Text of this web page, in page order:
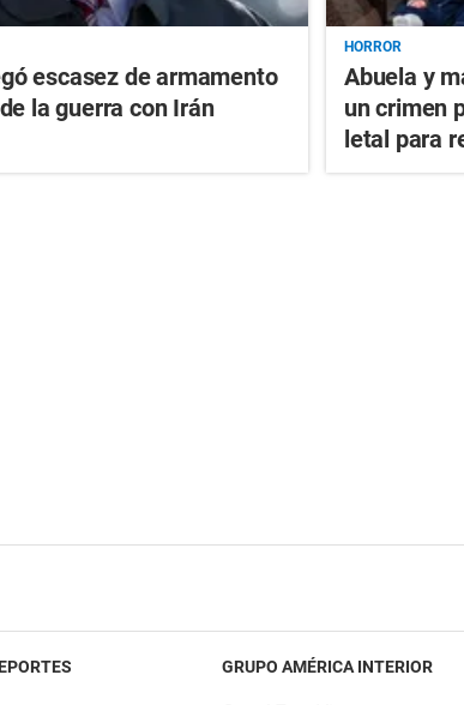
escasez de armamento
la guerra con Irán
HORROR
Abuela y
un crimen
letal para
GRUPO AMÉRICA INTERIOR